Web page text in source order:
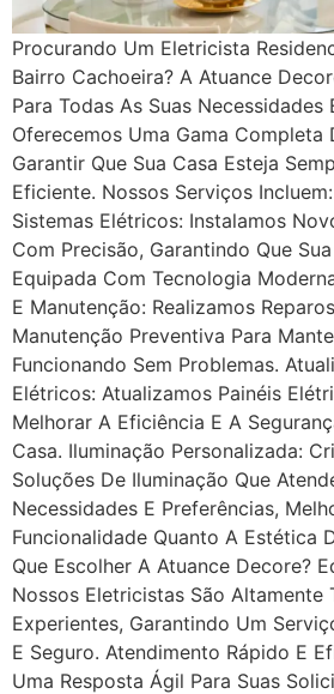
Procurando Um Eletricista
Bairro Cachoeira? A Atuance
Para Todas As Suas Necessidades
Oferecemos Uma Gama Completa
Garantir Que Sua Casa Esteja
Eficiente. Nossos Serviços
Sistemas Elétricos: Instalamos
Com Precisão, Garantindo Que
Equipada Com Tecnologia
E Manutenção: Realizamos
Manutenção Preventiva Para
Funcionando Sem Problemas.
Elétricos: Atualizamos Painéis
Melhorar A Eficiência E A
Casa. Iluminação Personalizada:
Soluções De Iluminação Que
Necessidades E Preferências,
Funcionalidade Quanto A Estética
Que Escolher A Atuance Decore?
Nossos Eletricistas São Altamente
Experientes, Garantindo Um
E Seguro. Atendimento Rápido E
Uma Resposta Ágil Para Suas